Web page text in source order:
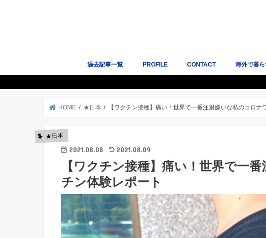
過去記事一覧 PROFILE CONTACT 海外で暮ら
HOME ★日本 【ワクチン接種】痛い！世界で一番注射嫌いな私のコロナ
★日本
2021.08.08 2021.08.09
【ワクチン接種】痛い！世界で一
チン体験レポート